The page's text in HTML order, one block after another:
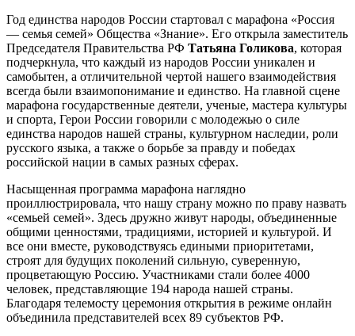
Год единства народов России стартовал с марафона «Россия
— семья семей» Общества «Знание». Его открыла заместитель
Председателя Правительства РФ Татьяна Голикова, которая
подчеркнула, что каждый из народов России уникален и
самобытен, а отличительной чертой нашего взаимодействия
всегда были взаимопонимание и единство. На главной сцене
марафона государственные деятели, ученые, мастера культуры
и спорта, Герои России говорили с молодежью о силе
единства народов нашей страны, культурном наследии, роли
русского языка, а также о борьбе за правду и победах
российской нации в самых разных сферах.
Насыщенная программа марафона наглядно
проиллюстрировала, что нашу страну можно по праву назвать
«семьей семей». Здесь дружно живут народы, объединенные
общими ценностями, традициями, историей и культурой. И
все они вместе, руководствуясь едиными приоритетами,
строят для будущих поколений сильную, суверенную,
процветающую Россию. Участниками стали более 4000
человек, представляющие 194 народа нашей страны.
Благодаря телемосту церемония открытия в режиме онлайн
объединила представителей всех 89 субъектов РФ.